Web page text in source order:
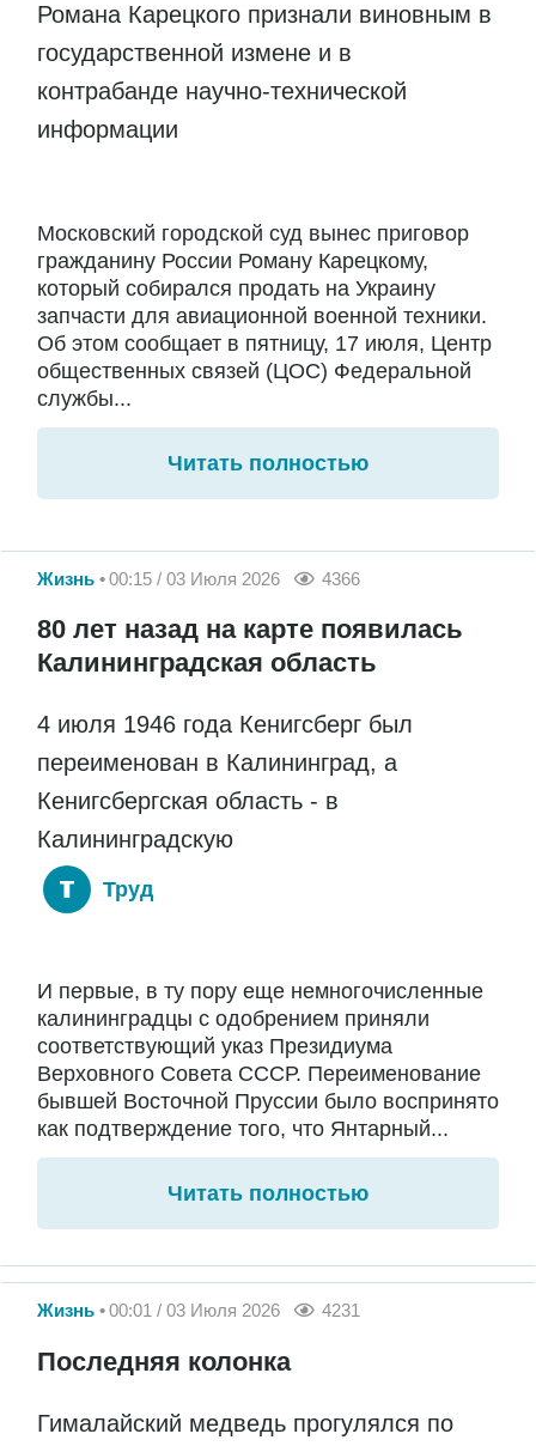
Романа Карецкого признали виновным в
государственной измене и в
контрабанде научно-технической
информации
Московский городской суд вынес приговор
гражданину России Роману Карецкому,
который собирался продать на Украину
запчасти для авиационной военной техники.
Об этом сообщает в пятницу, 17 июля, Центр
общественных связей (ЦОС) Федеральной
службы...
Читать полностью
Жизнь 00:15 / 03 Июля 2026 4366
80 лет назад на карте появилась
Калининградская область
4 июля 1946 года Кенигсберг был
переименован в Калининград, а
Кенигсбергская область - в
Калининградскую
Труд
И первые, в ту пору еще немногочисленные
калининградцы с одобрением приняли
соответствующий указ Президиума
Верховного Совета СССР. Переименование
бывшей Восточной Пруссии было воспринято
как подтверждение того, что Янтарный...
Читать полностью
Жизнь 00:01 / 03 Июля 2026 4231
Последняя колонка
Гималайский медведь прогулялся по